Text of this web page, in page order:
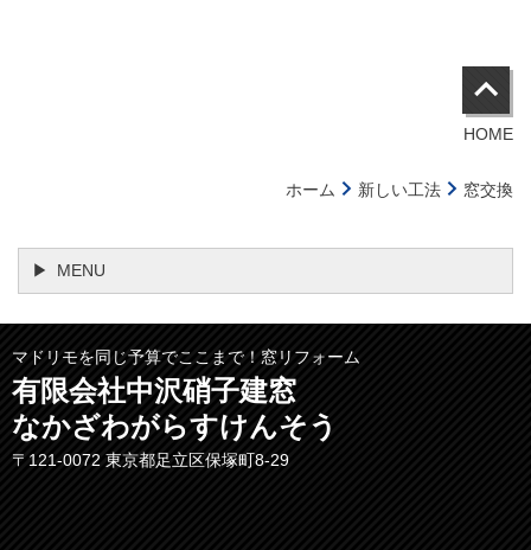
HOME
ホーム 新しい工法 窓交換
MENU
マドリモを同じ予算でここまで！窓リフォーム
有限会社中沢硝子建窓
なかざわがらすけんそう
〒121-0072 東京都足立区保塚町8-29